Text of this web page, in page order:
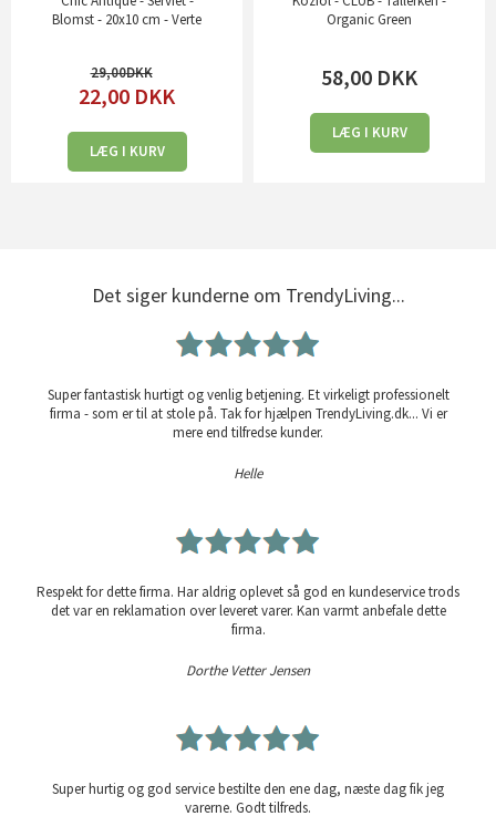
Blomst - 20x10 cm - Verte
29,00
22,00 DKK
LÆG I KURV
Organic Green
58,00 DKK
LÆG I KURV
Det siger kunderne om TrendyLiving...
Super fantastisk hurtigt og venlig betjening. Et virkeligt professionelt
firma - som er til at stole på. Tak for hjælpen TrendyLiving.dk... Vi er
mere end tilfredse kunder.
Helle
Respekt for dette firma. Har aldrig oplevet så god en kundeservice trods
det var en reklamation over leveret varer. Kan varmt anbefale dette
firma.
Dorthe Vetter Jensen
Super hurtig og god service bestilte den ene dag, næste dag fik jeg
varerne. Godt tilfreds.